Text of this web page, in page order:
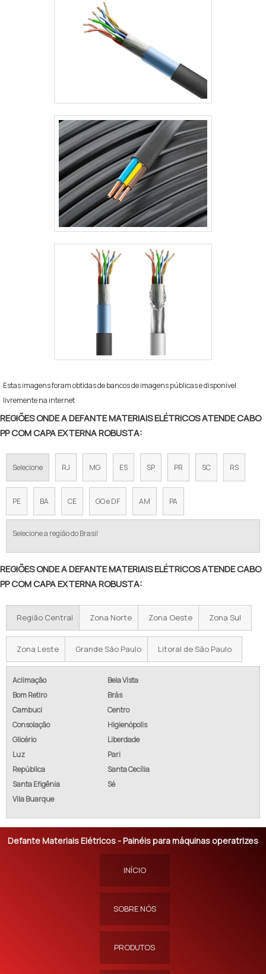
Estas imagens foram obtidas de bancos de imagens públicas e disponível
livremente na internet
REGIÕES ONDE A DEFANTE MATERIAIS ELÉTRICOS ATENDE CABO
PP COM CAPA EXTERNA ROBUSTA:
Selecione RJ MG ES SP PR SC RS
PE BA CE GO e DF AM PA
Selecione a região do Brasil
REGIÕES ONDE A DEFANTE MATERIAIS ELÉTRICOS ATENDE CABO
PP COM CAPA EXTERNA ROBUSTA:
Região Central Zona Norte Zona Oeste Zona Sul
Zona Leste Grande São Paulo Litoral de São Paulo
Aclimação
Bela Vista
Bom Retiro
Brás
Cambuci
Centro
Consolação
Higienópolis
Glicério
Liberdade
Luz
Pari
República
Santa Cecília
Santa Efigênia
Sé
Vila Buarque
Defante Materiais Elétricos - Painéis para máquinas operatrizes
INÍCIO
SOBRE NÓS
PRODUTOS